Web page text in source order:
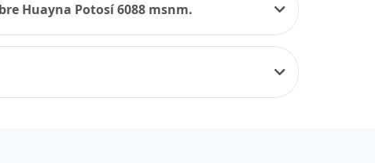
Huayna Potosí 6088 msnm.